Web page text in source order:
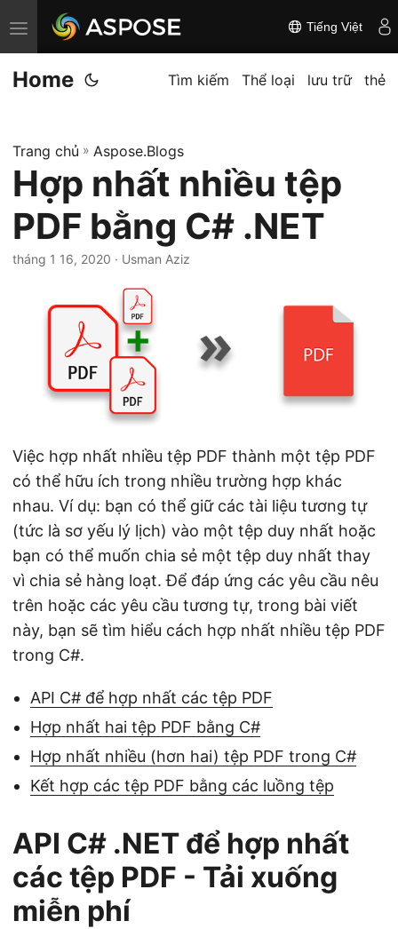
C
h
u
n
đ
i
đ
g
Tiếng Việt
Home Tìm kiếm Thể loại lưu trữ thẻ
Trang chủ » Aspose.Blogs
Hợp nhất nhiều tệp
PDF bằng C# .NET
tháng 1 16, 2020 · Usman Aziz
Việc hợp nhất nhiều tệp PDF thành một tệp PDF
có thể hữu ích trong nhiều trường hợp khác
nhau. Ví dụ: bạn có thể giữ các tài liệu tương tự
(tức là sơ yếu lý lịch) vào một tệp duy nhất hoặc
bạn có thể muốn chia sẻ một tệp duy nhất thay
vì chia sẻ hàng loạt. Để đáp ứng các yêu cầu nêu
trên hoặc các yêu cầu tương tự, trong bài viết
này, bạn sẽ tìm hiểu cách hợp nhất nhiều tệp PDF
trong C#.
API C# để hợp nhất các tệp PDF
Hợp nhất hai tệp PDF bằng C#
Hợp nhất nhiều (hơn hai) tệp PDF trong C#
Kết hợp các tệp PDF bằng các luồng tệp
API C# .NET để hợp nhất
các tệp PDF - Tải xuống
miễn phí